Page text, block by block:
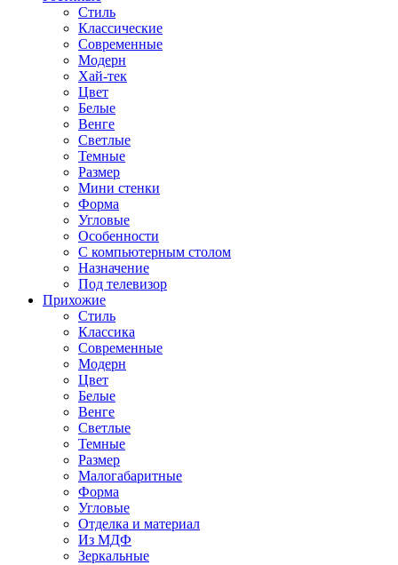
Стиль
Классические
Современные
Модерн
Хай-тек
Цвет
Белые
Венге
Светлые
Темные
Размер
Мини стенки
Форма
Угловые
Особенности
С компьютерным столом
Назначение
Под телевизор
Прихожие
Стиль
Классика
Современные
Модерн
Цвет
Белые
Венге
Светлые
Темные
Размер
Малогабаритные
Форма
Угловые
Отделка и материал
Из МДФ
Зеркальные